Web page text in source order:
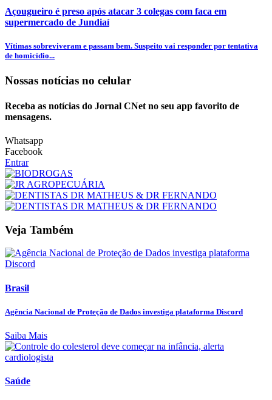
Açougueiro é preso após atacar 3 colegas com faca em
supermercado de Jundiaí
Vítimas sobreviveram e passam bem. Suspeito vai responder por tentativa
de homicídio...
Nossas notícias no celular
Receba as notícias do Jornal CNet no seu app favorito de
mensagens.
Whatsapp
Facebook
Entrar
Veja Também
Brasil
Agência Nacional de Proteção de Dados investiga plataforma Discord
Saiba Mais
Saúde